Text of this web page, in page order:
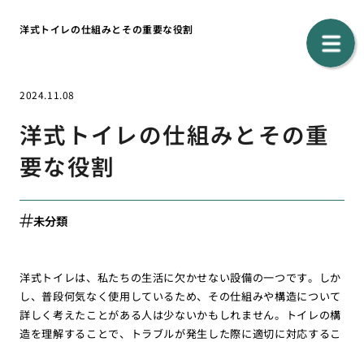
洋式トイレの仕組みとその重要な役割
2024.11.08
洋式トイレの仕組みとその重
要な役割
未分類
洋式トイレは、私たちの生活に欠かせない設備の一つです。しか
し、普段何気なく使用しているため、その仕組みや構造について
詳しく考えたことがある人は少ないかもしれません。トイレの構
造を理解することで、トラブルが発生した際に適切に対応するこ